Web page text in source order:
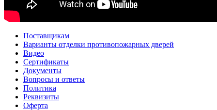
Поставщикам
Варианты отделки противопожарных дверей
Видео
Сертификаты
Документы
Вопросы и ответы
Политика
Реквизиты
Оферта